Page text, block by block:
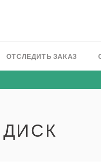
ОТСЛЕДИТЬ ЗАКАЗ